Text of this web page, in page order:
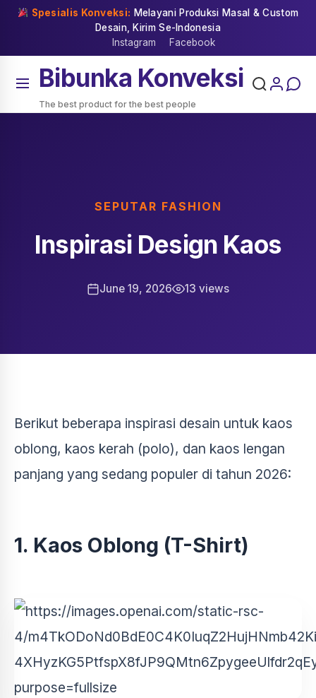
Skip
Spesialis Konveksi: Melayani Produksi Masal & Custom
Desain, Kirim Se-Indonesia
Instagram
Facebook
Bibunka Konveksi
The best product for the best people
SEPUTAR FASHION
Inspirasi Design Kaos
June 19, 2026 13 views
Berikut beberapa inspirasi desain untuk kaos
oblong, kaos kerah (polo), dan kaos lengan
panjang yang sedang populer di tahun 2026:
1. Kaos Oblong (T-Shirt)